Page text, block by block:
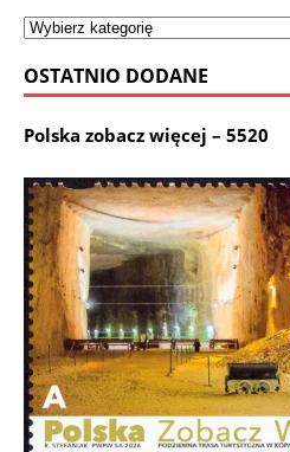
OSTATNIO DODANE
Polska zobacz więcej – 5520